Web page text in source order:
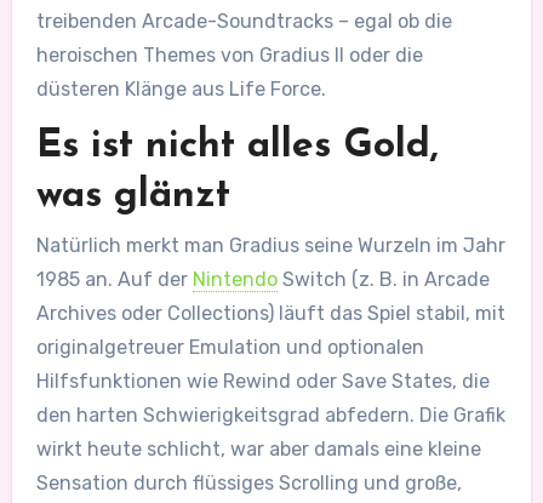
treibenden Arcade-Soundtracks – egal ob die
heroischen Themes von Gradius II oder die
düsteren Klänge aus Life Force.
Es ist nicht alles Gold,
was glänzt
Natürlich merkt man Gradius seine Wurzeln im Jahr
1985 an. Auf der NintendoSwitch (z. B. in Arcade
Archives oder Collections) läuft das Spiel stabil, mit
originalgetreuer Emulation und optionalen
Hilfsfunktionen wie Rewind oder Save States, die
den harten Schwierigkeitsgrad abfedern. Die Grafik
wirkt heute schlicht, war aber damals eine kleine
Sensation durch flüssiges Scrolling und große,